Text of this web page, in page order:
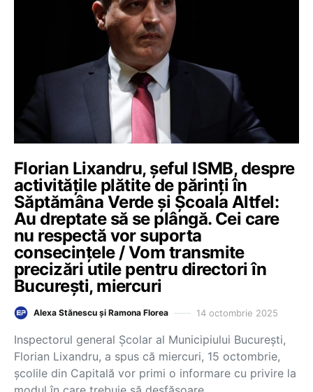
Florian Lixandru, șeful ISMB, despre
activitățile plătite de părinți în
Săptămâna Verde și Școala Altfel:
Au dreptate să se plângă. Cei care
nu respectă vor suporta
consecințele / Vom transmite
precizări utile pentru directori în
București, miercuri
Alexa Stănescu și Ramona Florea 14 octombrie 2025
Inspectorul general Școlar al Municipiului București,
Florian Lixandru, a spus că miercuri, 15 octombrie,
școlile din Capitală vor primi o informare cu privire la